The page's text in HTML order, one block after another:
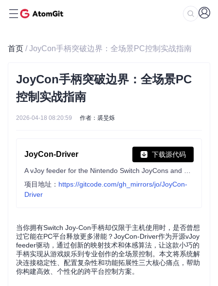
首页 / JoyCon手柄突破边界：全场景PC控制实战指南
JoyCon手柄突破边界：全场景PC
控制实战指南
2026-04-18 08:20:59 作者：裘旻烁
JoyCon-Driver 下载源代码
项目地址： https://gitcode.com/gh_mirrors/jo/JoyCon-
Driver
当你拥有Switch Joy-Con手柄却仅限于主机使用时，是否曾想
过它能在PC平台释放更多潜能？JoyCon-Driver作为开源vJoy
feeder驱动，通过创新的映射技术和体感算法，让这款小巧的
手柄实现从游戏娱乐到专业创作的全场景控制。本文将系统解
决连接稳定性、配置复杂性和功能拓展性三大核心痛点，帮助
你构建高效、个性化的跨平台控制方案。